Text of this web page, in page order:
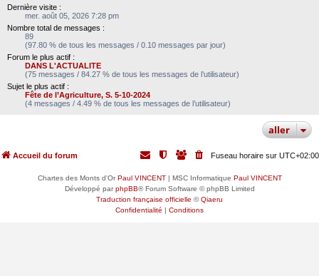
Dernière visite :
mer. août 05, 2026 7:28 pm
Nombre total de messages :
89
(97.80 % de tous les messages / 0.10 messages par jour)
Forum le plus actif :
DANS L'ACTUALITE
(75 messages / 84.27 % de tous les messages de l’utilisateur)
Sujet le plus actif :
Fête de l’Agriculture, S. 5-10-2024
(4 messages / 4.49 % de tous les messages de l’utilisateur)
aller
Accueil du forum Fuseau horaire sur UTC+02:00
Chartes des Monts d'OrPaul VINCENT| MSC Informatique Paul VINCENT
Développé parphpBB® Forum Software © phpBB Limited
Traduction française officielle ©Qiaeru
Confidentialité | Conditions